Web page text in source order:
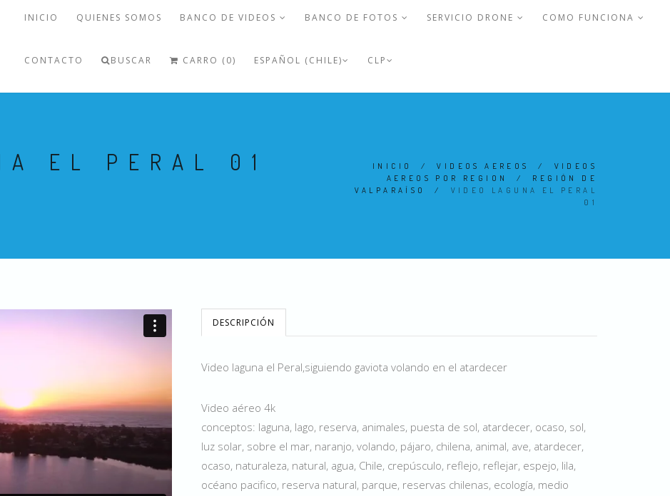
INICIO QUIENES SOMOS BANCO DE VIDEOS BANCO DE FOTOS SERVICIO DRONE COMO FUNCIONA
CONTACTO BUSCAR CARRO (0) ESPAÑOL (CHILE) CLP
EL PERAL 01 INICIO /VIDEOS AEREOS / VIDEOS
AEREOS POR REGION
/ REGIÓN DE
VALPARAÍSO
/ VIDEO LAGUNA EL PERAL
01
DESCRIPCIÓN
Video laguna el Peral,siguiendo gaviota volando en el atardecer
Video aéreo 4k
conceptos: laguna, lago, reserva, animales, puesta de sol, atardecer, ocaso, sol,
luz solar, sobre el mar, naranjo, volando, pájaro, chilena, animal, ave, atardecer,
ocaso, naturaleza, natural, agua, Chile, crepúsculo, reflejo, reflejar, espejo, lila,
océano pacifico, reserva natural, parque, reservas chilenas, ecología, medio